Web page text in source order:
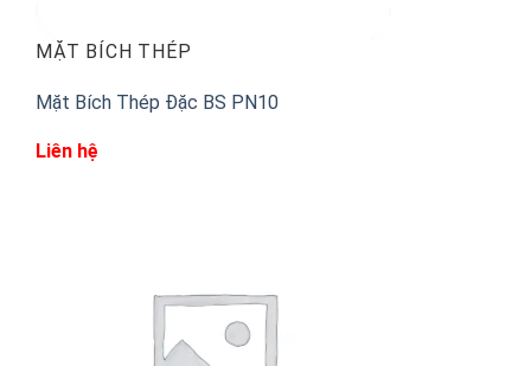
MẶT BÍCH THÉP
Mặt Bích Thép Đặc BS PN10
Liên hệ